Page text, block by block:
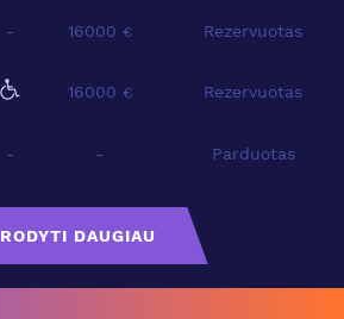
- 16000 € Rezervuotas
16000 € Rezervuotas
- - Parduotas
RODYTI DAUGIAU